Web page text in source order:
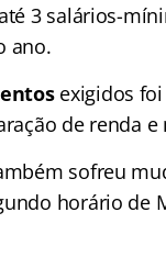
3 salários-
ano.
exigidos
de renda e
sofreu
horário de